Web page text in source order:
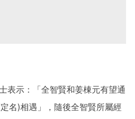
表示：「全智賢和姜棟元有望通
名)相遇」，隨後全智賢所屬經